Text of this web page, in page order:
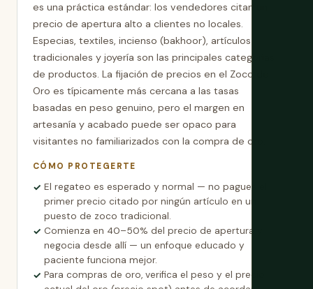
es una práctica estándar: los vendedores citan un
precio de apertura alto a clientes no locales.
Especias, textiles, incienso (bakhoor), artículos
tradicionales y joyería son las principales categorías
de productos. La fijación de precios en el Zoco de
Oro es típicamente más cercana a las tasas
basadas en peso genuino, pero el margen en
artesanía y acabado puede ser opaco para
visitantes no familiarizados con la compra de oro.
CÓMO PROTEGERTE
El regateo es esperado y normal — no pagues el
primer precio citado por ningún artículo en un
puesto de zoco tradicional.
Comienza en 40–50% del precio de apertura y
negocia desde allí — un enfoque educado y
paciente funciona mejor.
Para compras de oro, verifica el peso y el precio